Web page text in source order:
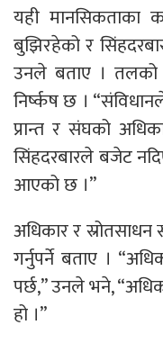
यही मानसिकताका
बुझिरहेको र
उनले बताए । तलको
निर्ष्कष छ ।
प्रान्त र संघको
सिंहदरबारले बजेट
आएको छ ।”
अधिकार र स्रोतसाधन
गर्नुपर्ने बताए ।
पर्छ,” उनले भने,
हो ।”